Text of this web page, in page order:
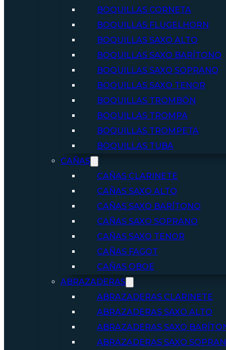
BOQUILLAS CORNETA
BOQUILLAS FLUGELHORN
BOQUILLAS SAXO ALTO
BOQUILLAS SAXO BARÍTONO
BOQUILLAS SAXO SOPRANO
BOQUILLAS SAXO TENOR
BOQUILLAS TROMBÓN
BOQUILLAS TROMPA
BOQUILLAS TROMPETA
BOQUILLAS TUBA
CAÑAS
CAÑAS CLARINETE
CAÑAS SAXO ALTO
CAÑAS SAXO BARÍTONO
CAÑAS SAXO SOPRANO
CAÑAS SAXO TENOR
CAÑAS FAGOT
CAÑAS OBOE
ABRAZADERAS
ABRAZADERAS CLARINETE
ABRAZADERAS SAXO ALTO
ABRAZADERAS SAXO
ABRAZADERAS SAXO